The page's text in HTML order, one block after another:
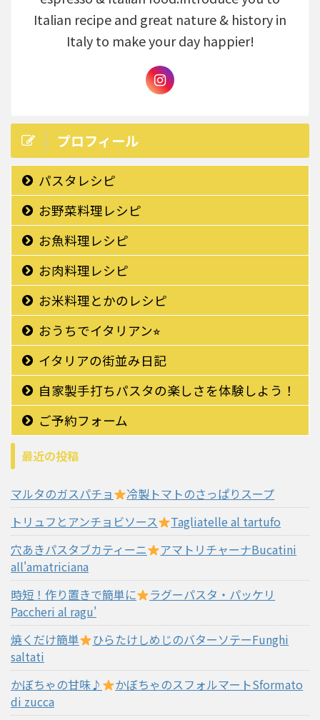
Italian recipe and great nature & history in
Italy to make your day happier!
プロフィール
パスタレシピ
お野菜料理レシピ
お魚料理レシピ
お肉料理レシピ
お米料理とかのレシピ
おうちでイタリアン⭐︎
イタリアの街並み日記
自家製手打ちパスタの楽しさを体験しよう！
ご予約フォーム
最近の投稿
マルタのガスパチョ
冷製トマトのさっぱりスープ
トリュフとアンチョビソース
Tagliatelle al tartufo
穴あきパスタブカティーニ
アマトリチャーナBucatini
all'amatriciana
時短！作り置きで簡単に
ラグーパスタ・パッケリ
Paccheri al ragu'
焼くだけ簡単
ひらたけしめじのバターソテーFunghi
saltati
かぼちゃの甘味♪
かぼちゃのスフォルマートSformato
di zucca